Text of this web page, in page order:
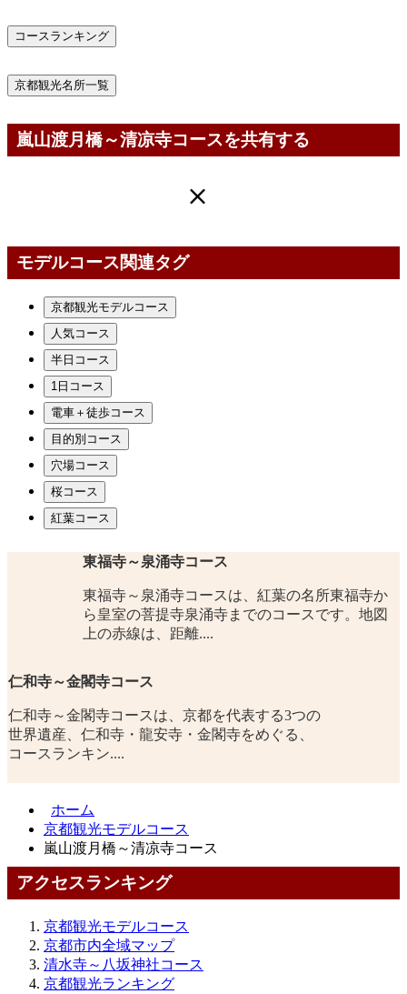
コースランキング
京都観光名所一覧
嵐山渡月橋～清凉寺コースを共有する
モデルコース関連タグ
京都観光モデルコース
人気コース
半日コース
1日コース
電車＋徒歩コース
目的別コース
穴場コース
桜コース
紅葉コース
東福寺～泉涌寺コース
東福寺～泉涌寺コースは、紅葉の名所東福寺か
ら皇室の菩提寺泉涌寺までのコースです。地図
上の赤線は、距離....
仁和寺～金閣寺コース
仁和寺～金閣寺コースは、京都を代表する3つの
世界遺産、仁和寺・龍安寺・金閣寺をめぐる、
コースランキン....
ホーム
京都観光モデルコース
嵐山渡月橋～清凉寺コース
アクセスランキング
京都観光モデルコース
京都市内全域マップ
清水寺～八坂神社コース
京都観光ランキング